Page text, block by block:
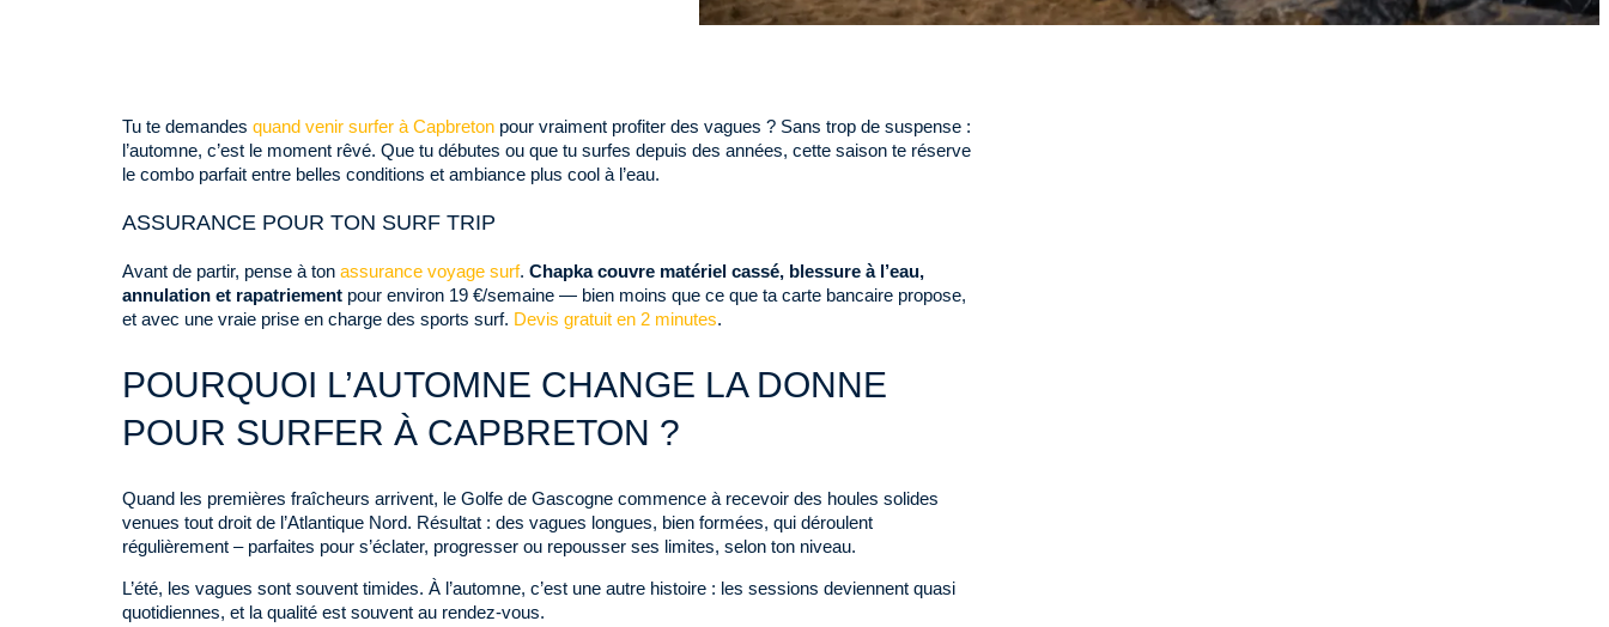
Tu te demandes quand venir surfer à Capbreton pour vraiment profiter des vagues ? Sans trop de suspense :
l’automne, c’est le moment rêvé. Que tu débutes ou que tu surfes depuis des années, cette saison te réserve
le combo parfait entre belles conditions et ambiance plus cool à l’eau.
ASSURANCE POUR TON SURF TRIP
Avant de partir, pense à ton assurance voyage surf. Chapka couvre matériel cassé, blessure à l’eau,
annulation et rapatriement pour environ 19 €/semaine — bien moins que ce que ta carte bancaire propose,
et avec une vraie prise en charge des sports surf. Devis gratuit en 2 minutes.
POURQUOI L’AUTOMNE CHANGE LA DONNE
POUR SURFER À CAPBRETON ?
Quand les premières fraîcheurs arrivent, le Golfe de Gascogne commence à recevoir des houles solides
venues tout droit de l’Atlantique Nord. Résultat : des vagues longues, bien formées, qui déroulent
régulièrement – parfaites pour s’éclater, progresser ou repousser ses limites, selon ton niveau.
L’été, les vagues sont souvent timides. À l’automne, c’est une autre histoire : les sessions deviennent quasi
quotidiennes, et la qualité est souvent au rendez-vous.